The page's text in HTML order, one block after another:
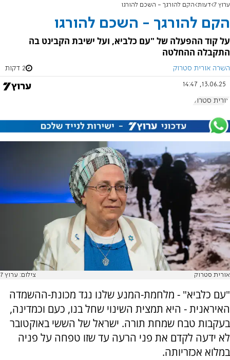
ערוץ 7 דעות הקם להורגך - השכם להורגו
הקם להורגך - השכם להורגו
על קוד ההפעלה של "עם כלביא, ועל ישיבת הקבינט בה
התקבלה ההחלטה
השרה אורית סטרוק 2 דקות
13.06.25, 14:47
אורית סטרוק
אורית סטרוק צילום: ערוץ 7
"עם כלביא" - מלחמת-המנע שלנו נגד מכונת-ההשמדה
האיראנית - היא תמצית השינוי שחל בנו, כעם וכמדינה,
בעקבות טבח שמחת תורה. ישראל של הששי באוקטובר
לא ידעה לקדם את פני הרעה עד שזו טפחה על פניה
במלוא אכזריותה.